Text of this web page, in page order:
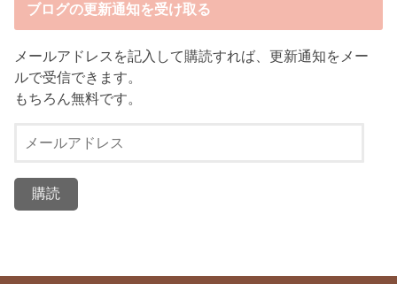
ブログの更新通知を受け取る
メールアドレスを記入して購読すれば、更新通知をメー
ルで受信できます。
もちろん無料です。
ル